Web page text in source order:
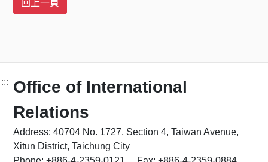
::: Office of International
Relations
Address: 40704 No. 1727, Section 4, Taiwan Avenue,
Xitun District, Taichung City